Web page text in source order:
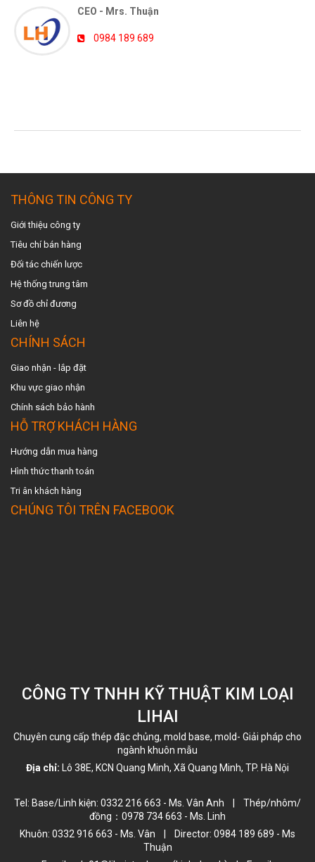
CEO - Mrs. Thuận
0984 189 689
THÔNG TIN CÔNG TY
Giới thiệu công ty
Tiêu chí bán hàng
Đối tác chiến lược
Hệ thống trung tâm
Sơ đồ chỉ đương
Liên hệ
CHÍNH SÁCH
Giao nhận - lắp đặt
Khu vực giao nhận
Chính sách bảo hành
HỖ TRỢ KHÁCH HÀNG
Hướng dẫn mua hàng
Hình thức thanh toán
Tri ân khách hàng
CHÚNG TÔI TRÊN FACEBOOK
CÔNG TY TNHH KỸ THUẬT KIM LOẠI
LIHAI
Chuyên cung cấp thép đặc chủng, mold base, mold- Giải pháp cho
ngành khuôn mẫu
Địa chỉ:
Lô 38E, KCN Quang Minh, Xã Quang Minh, TP. Hà Nội
Tel: Base/Linh kiện: 0332 216 663 - Ms. Vân Anh | Thép/nhôm/
đồng：0978 734 663 - Ms. Linh
Khuôn: 0332 916 663 - Ms. Vân | Director: 0984 189 689 - Ms
Thuận